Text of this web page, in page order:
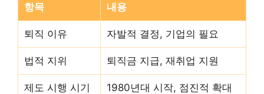
항목 내용
퇴직 이유 자발적 결정, 기업의 필요
법적 지위 퇴직금 지급, 재취업 지원
제도 시행 시기 1980년대 시작, 점진적 확대